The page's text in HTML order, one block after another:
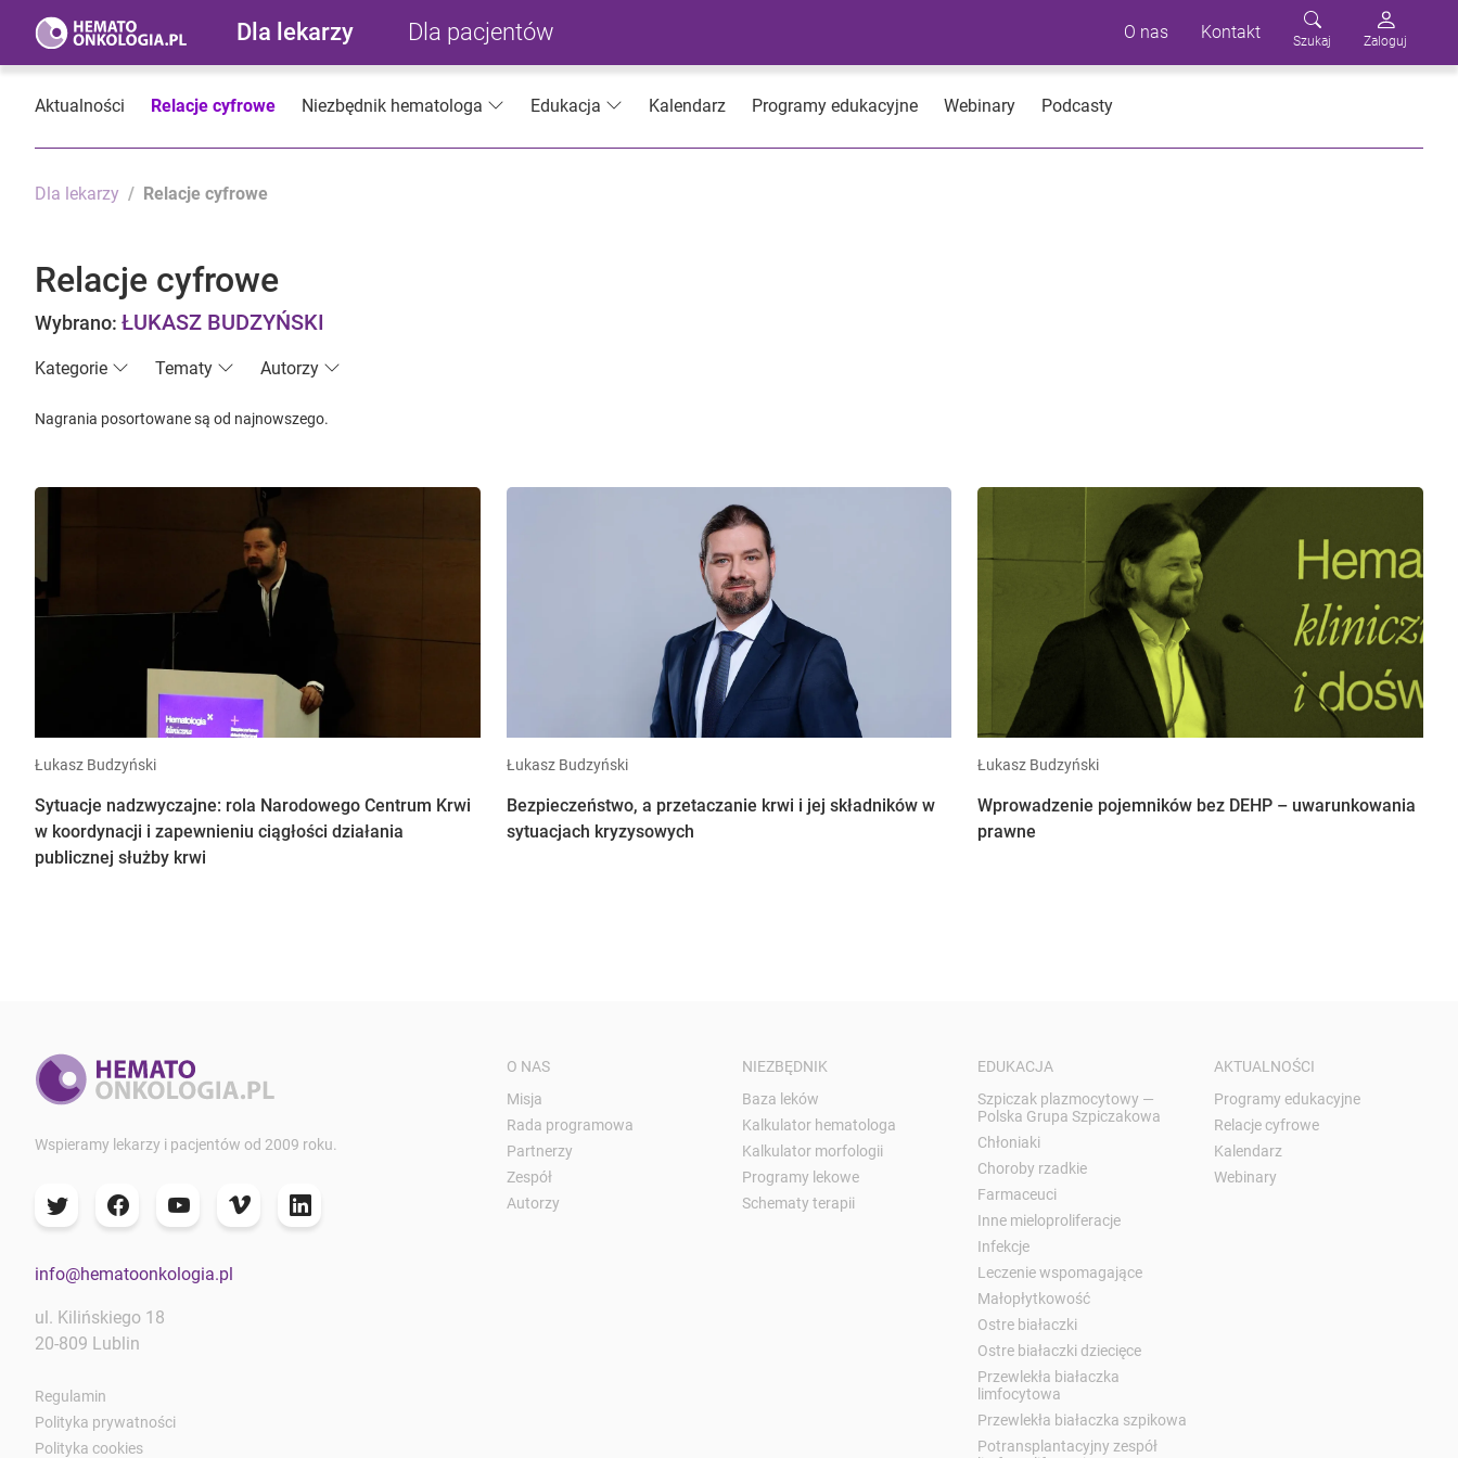
Dla lekarzy Dla pacjentów O nas Kontakt Szukaj Zaloguj
Aktualności Relacje cyfrowe Niezbędnik hematologa Edukacja Kalendarz Programy edukacyjne Webinary Podcasty
Dla lekarzy Relacje cyfrowe
Relacje cyfrowe
Wybrano: ŁUKASZ BUDZYŃSKI
Kategorie Tematy Autorzy
Nagrania posortowane są od najnowszego.
Łukasz Budzyński
Sytuacje nadzwyczajne: rola Narodowego Centrum Krwi
w koordynacji i zapewnieniu ciągłości działania
publicznej służby krwi
Łukasz Budzyński
Bezpieczeństwo, a przetaczanie krwi i jej składników w
sytuacjach kryzysowych
Łukasz Budzyński
Wprowadzenie pojemników bez DEHP – uwarunkowania
prawne
Wspieramy lekarzy i pacjentów od 2009 roku.
info@hematoonkologia.pl
ul. Kilińskiego 18
20-809 Lublin
Regulamin
Polityka prywatności
Polityka cookies
O NAS
Misja
Rada programowa
Partnerzy
Zespół
Autorzy
NIEZBĘDNIK
Baza leków
Kalkulator hematologa
Kalkulator morfologii
Programy lekowe
Schematy terapii
EDUKACJA
Szpiczak plazmocytowy —
Polska Grupa Szpiczakowa
Chłoniaki
Choroby rzadkie
Farmaceuci
Inne mieloproliferacje
Infekcje
Leczenie wspomagające
Małopłytkowość
Ostre białaczki
Ostre białaczki dziecięce
Przewlekła białaczka
limfocytowa
Przewlekła białaczka szpikowa
Potransplantacyjny zespół
AKTUALNOŚCI
Programy edukacyjne
Relacje cyfrowe
Kalendarz
Webinary